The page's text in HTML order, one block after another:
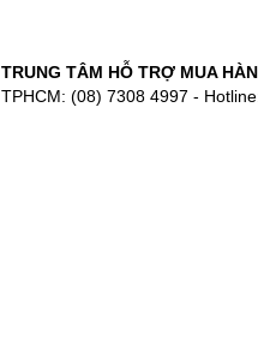
TRUNG TÂM HỖ TRỢ MUA
TPHCM: (08) 7308 4997 -